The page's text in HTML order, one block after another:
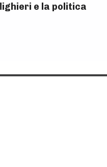
e la politica